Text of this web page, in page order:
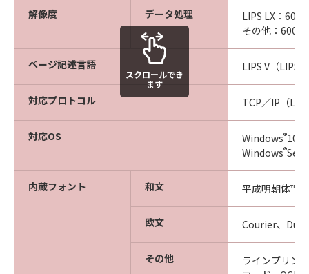
解像度 データ処理
LIPS LX：
その他：
ページ記述言語 LIPS V（LIPS
対応プロトコル TCP／IP（
対応OS Windows®10
Windows®
内蔵フォント 和文 平成明朝体
欧文 Courier、
その他
ラインプリン
スクロールでき
ます